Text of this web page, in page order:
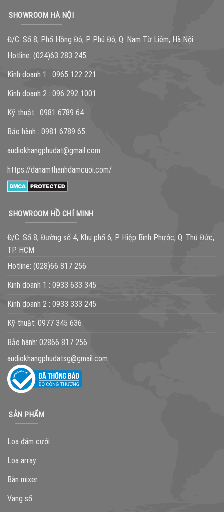
SHOWROOM HÀ NỘI
Đ/C: Số 8, Phố Hồng Đô, P. Phú Đô, Q. Nam Từ Liêm, Hà Nội.
Hotline: (024)63 283 245
Kinh doanh 1 : 0965 122 221
Kinh doanh 2 : 096 292 1001
Kỹ thuật : 0981 6789 64
Bảo hành : 0981 6789 65
audiokhangphudat@gmail.com
https://danamthanhdamcuoi.com/
SHOWROOM HỒ CHÍ MINH
Đ/C: Số 8, Đường số 4, Khu phố 6, P. Hiệp Bình Phước, Q. Thủ Đức,
TP. HCM
Hotline: (028)66 817 256
Kinh doanh 1 : 0933 633 345
Kinh doanh 2 : 0933 333 245
Kỹ thuật: 0977 345 636
Bảo hành: 02866 817 256
audiokhangphudatsg@gmail.com
SẢN PHẨM
Loa đám cưới
Loa array
Bàn mixer
Vang số